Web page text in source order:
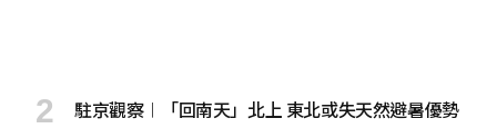
駐京觀察︱「回南天」北上 東北或失天然避暑優勢